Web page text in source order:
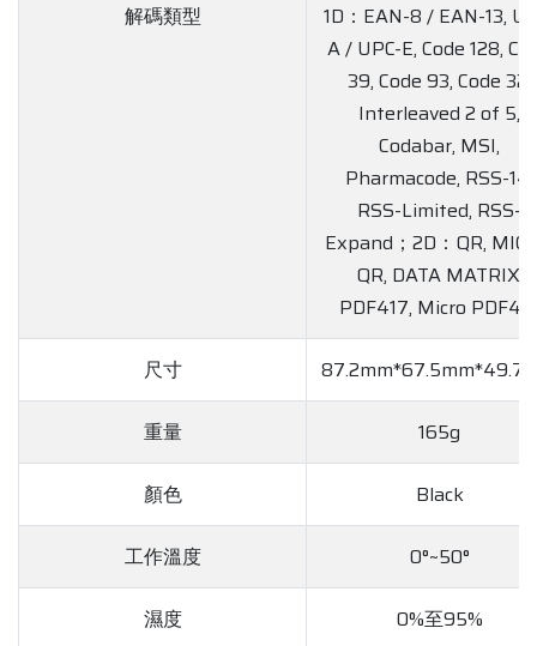
解碼類型
1D：EAN-8 / EAN-13,
A / UPC-E, Code 128,
39, Code 93, Code 32,
Interleaved 2 of 5,
Codabar, MSI,
Pharmacode, RSS-14,
RSS-Limited, RSS-
Expand；2D：QR,
QR, DATA MATRIX,
PDF417, Micro
尺寸
重量 165g
顏色 Black
工作溫度 0°~50°
濕度 0%至95%